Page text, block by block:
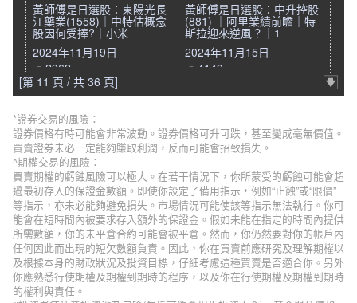
黃師傅是日選股：東陽光長
江藥業(1558)｜中特估概念
股因何受捧?｜小米
2024年11月19日
2362
黃師傅是日選股：中升控股
(881) ｜阿里業績前瞻｜特
斯拉迎來逆風？｜1
2024年11月15日
4143
[第 11 頁 / 共 36 頁]
*證券交易的風險：
證券價格有時可能會非常波動。證券價格可升可跌，甚至變成毫無價值。
買賣證券未必一定能夠賺取利潤，反而可能會招致損失。
^期權交易的風險：
買賣期權的虧蝕風險可以極大。在若干情況下，你所蒙受的虧蝕可能會超
過最初存入的保證金數額。即使你設定了備用指示，例如“止蝕”或“限價”
等指示，亦未必能夠避免損失。市場情況可能使該等指示無法執行。你可
能會在短時間內被要求存入額外的保證金。假如未能在指定的時間內提供
所需數額，你的未平倉合約可能會被平倉。然而，你仍然要對你的帳戶內
任何因此而出現的短欠數額負責。因此，你在買賣前應研究及理解期權以
及根據本身的財政狀況及投資目標，仔細考慮這種買賣是否適合你。另外
你應熟悉行使期權及期權到期時的程序，以及你在行使期權及期權到期時
的權利與責任。